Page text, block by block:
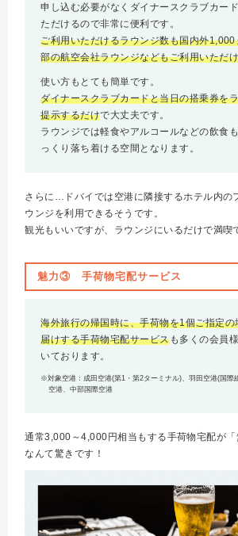
申し込む必要がなくダイナースクラブカー
ただけるので非常に便利です。
ご利用いただけるラウンジ数も国内外
部の航空会社ラウンジなどもご利用いただ
使い方もとても簡単です。
ダイナースクラブカードと当日の搭乗券を
提示するだけで大丈夫です。
ラウンジでは軽食やアルコールなどの飲食
っくり落ち着ける空間となります。
さらに…ドバイでは空港に隣接するホテル内の
ウンジを利用できるそうです。
観光もいいですが、ラウンジにいるだけで満喫
魅力③ 手荷物宅配サービス
海外旅行の帰国時に、手荷物を1個ご指定
届けする手荷物宅配サービスも多くの会員
いております。
※対象空港：成田空港(第1・第2ターミナル)、羽田空港(国際
空港、中部国際空港
通常3,000～4,000円相当もする手荷物宅配が
なんて驚きです！